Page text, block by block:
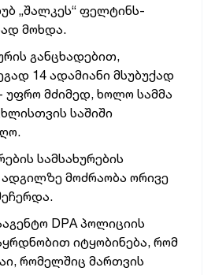
„შალკეს“ ფელტინს-
მოხდა.
განცხადებით,
14 ადამიანი მსუბუქად
უფრო მძიმედ, ხოლო სამმა
საშიში
სამსახურების
ადგილზე მოძრაობა ორივე
DPA პოლიციის
იტყობინება, რომ
რომელშიც მართვის